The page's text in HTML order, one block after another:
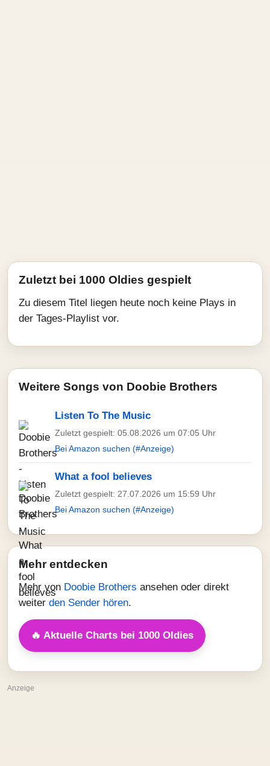
Zuletzt bei 1000 Oldies gespielt
Zu diesem Titel liegen heute noch keine Plays in
der Tages-Playlist vor.
Weitere Songs von Doobie Brothers
Listen To The Music
Zuletzt gespielt: 05.08.2026 um 07:05 Uhr
Bei Amazon suchen (#Anzeige)
What a fool believes
Zuletzt gespielt: 27.07.2026 um 15:59 Uhr
Bei Amazon suchen (#Anzeige)
Mehr entdecken
Mehr von Doobie Brothers ansehen oder direkt
weiter den Sender hören.
🔥 Aktuelle Charts bei 1000 Oldies
Anzeige